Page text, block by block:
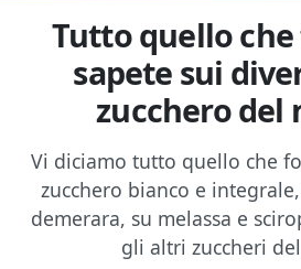
Tutto quello
sapete sui
zucchero del
Vi diciamo tutto quello che
zucchero bianco e
demerara, su melassa e
gli altri zuccheri